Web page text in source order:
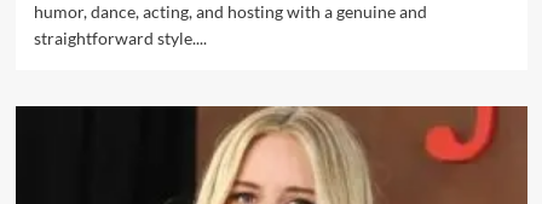
humor, dance, acting, and hosting with a genuine and
straightforward style....